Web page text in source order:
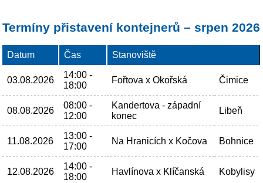
Termíny přistavení kontejnerů – srpen 2026
Datum Čas Stanoviště
03.08.2026
14:00 -
18:00
Fořtova x Okořská Čimice
08.08.2026
08:00 -
12:00
Kandertova - západní
konec
Libeň
11.08.2026
13:00 -
17:00
Na Hranicích x Kočova Bohnice
12.08.2026
14:00 -
18:00
Havlínova x Klíčanská Kobylisy